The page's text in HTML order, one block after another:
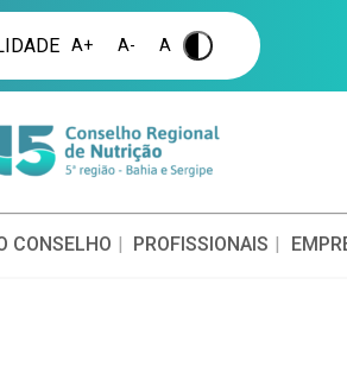
A+ A- A .
CONSELHO PROFISSIONAIS